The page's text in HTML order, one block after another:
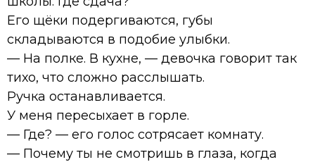
Его щёки подергиваются, губы
складываются в подобие улыбки.
— На полке. В кухне, — девочка говорит так
тихо, что сложно расслышать.
Ручка останавливается.
У меня пересыхает в горле.
— Где? — его голос сотрясает комнату.
— Почему ты не смотришь в глаза, когда